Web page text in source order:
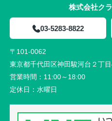
株式会社ク
03-5283-8822
〒101-0062
東京都千代田区神田駿河台２丁
営業時間： 11:00～18:00
定休日： 水曜日